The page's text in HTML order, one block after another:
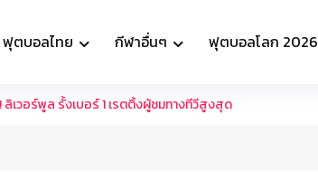
ฟุตบอลไทย กีฬาอื่นๆ ฟุตบอลโลก 2026
ลิเวอร์พูล รั้งเบอร์ 1 เรตติ้งผู้ชมทางทีวีสูงสุด